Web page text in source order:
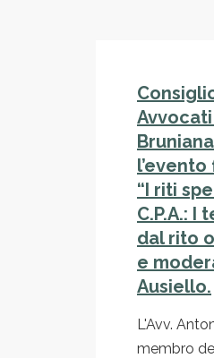
“I riti
C.P.A.: I
dal rito
e
Ausiello.
L'Avv.
membro